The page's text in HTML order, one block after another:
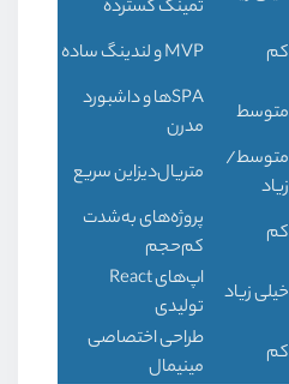
تمینگ گسترده
کم MVP و لندینگ ساده
متوسط
SPAها و داشبورد
مدرن
متوسط/
زیاد
متریال‌دیزاین سریع
کم
پروژه‌های به‌شدت
کم‌حجم
خیلی زیاد
اپ‌های React
تولیدی
کم
طراحی اختصاصی
مینیمال